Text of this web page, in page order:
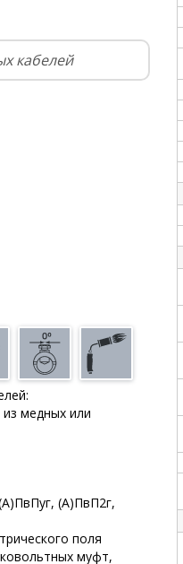
кабелей
медных или
(А)ПвП2г,
поля
муфт,